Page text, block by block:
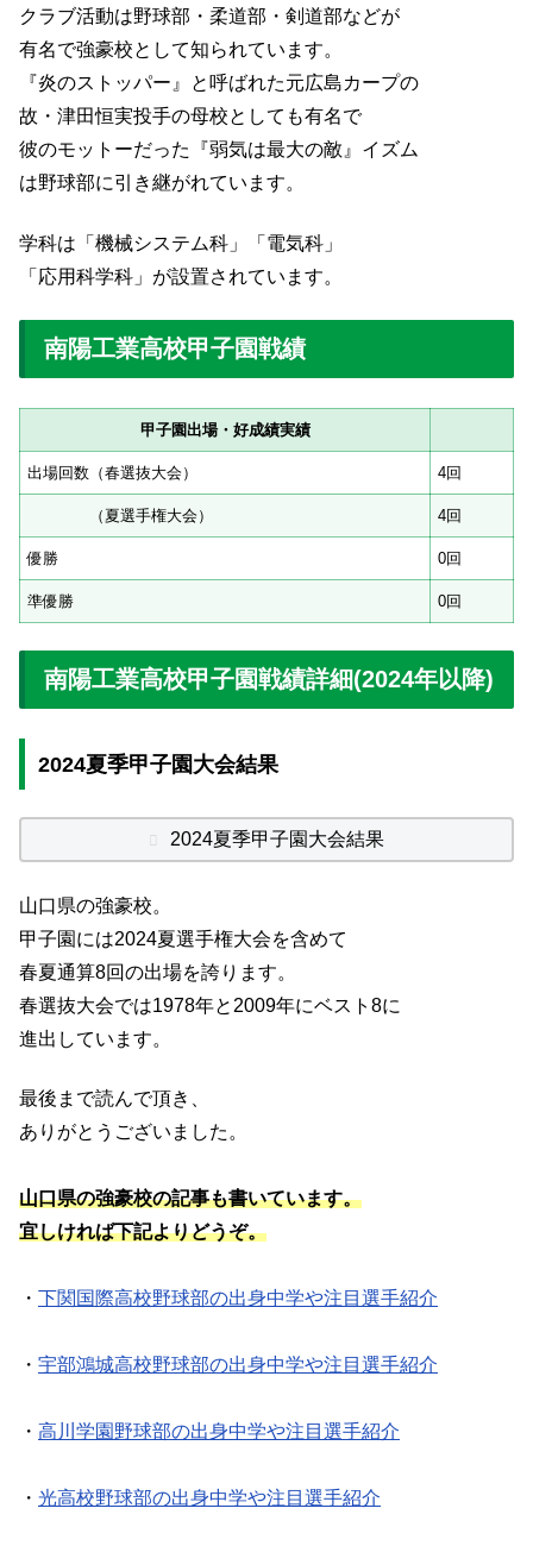
クラブ活動は野球部・柔道部・剣道部などが
有名で強豪校として知られています。
『炎のストッパー』と呼ばれた元広島カープの
故・津田恒実投手の母校としても有名で
彼のモットーだった『弱気は最大の敵』イズム
は野球部に引き継がれています。
学科は「機械システム科」「電気科」
「応用科学科」が設置されています。
南陽工業高校甲子園戦績
甲子園出場・好成績実績
出場回数（春選抜大会） 4回
（夏選手権大会） 4回
優勝 0回
準優勝 0回
南陽工業高校甲子園戦績詳細(2024年以降)
2024夏季甲子園大会結果
2024夏季甲子園大会結果
山口県の強豪校。
甲子園には2024夏選手権大会を含めて
春夏通算8回の出場を誇ります。
春選抜大会では1978年と2009年にベスト8に
進出しています。
最後まで読んで頂き、
ありがとうございました。
山口県の強豪校の記事も書いています。
宜しければ下記よりどうぞ。
・ 下関国際高校野球部の出身中学や注目選手紹介
・ 宇部鴻城高校野球部の出身中学や注目選手紹介
・ 高川学園野球部の出身中学や注目選手紹介
・ 光高校野球部の出身中学や注目選手紹介